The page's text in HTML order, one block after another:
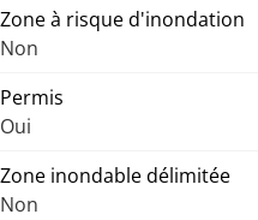
Zone à risque d'inondation
Non
Permis
Oui
Zone inondable délimitée
Non